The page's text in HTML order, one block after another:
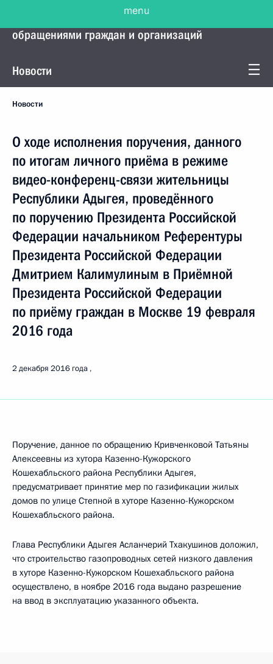
Управление Президента по работе с
обращениями граждан и организаций
Новости
Новости
О ходе исполнения поручения, данного
по итогам личного приёма в режиме
видео-конференц-связи жительницы
Республики Адыгея, проведённого
по поручению Президента Российской
Федерации начальником Референтуры
Президента Российской Федерации
Дмитрием Калимулиным в Приёмной
Президента Российской Федерации
по приёму граждан в Москве 19 февраля
2016 года
2 декабря 2016 года
Поручение, данное по обращению Кривченковой Татьяны
Алексеевны из хутора Казенно-Кужорского
Кошехабльского района Республики Адыгея,
предусматривает принятие мер по газификации жилых
домов по улице Степной в хуторе Казенно-Кужорском
Кошехабльского района.
Глава Республики Адыгея Асланчерий Тхакушинов доложил,
что строительство газопроводных сетей низкого давления
в хуторе Казенно-Кужорском Кошехабльского района
осуществлено, в ноябре 2016 года выдано разрешение
на ввод в эксплуатацию указанного объекта.